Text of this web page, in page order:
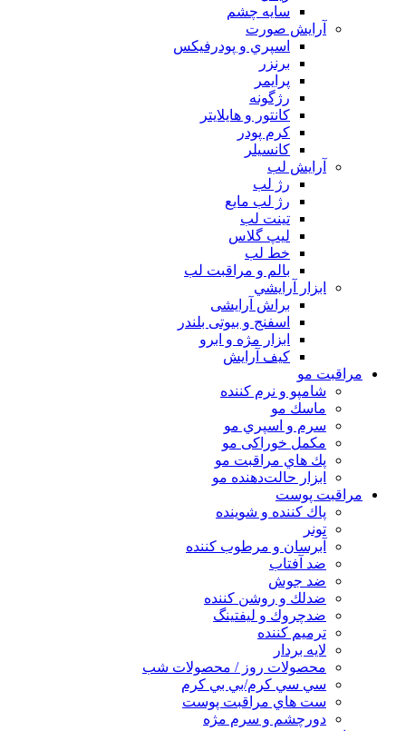
سايه چشم
آرايش صورت
اسپري و پودرفيكس
برنزر
پرايمر
رژگونه
كانتور و هايلايتر
كرم پودر
كانسيلر
آرايش لب
رژ لب
رژ لب مایع
تینت لب
لیپ گلاس
خط لب
بالم و مراقبت لب
ابزار آرايشي
براش آرایشی
اسفنج و بیوتی بلندر
ابزار مژه و ابرو
کیف آرایش
مراقبت مو
شامپو و نرم كننده
ماسك مو
سرم و اسپري مو
مكمل خوراكی مو
پك هاي مراقبت مو
ابزار حالت‌دهنده مو
مراقبت پوست
پاك كننده و شوينده
تونر
آبرسان و مرطوب كننده
ضد آفتاب
ضد جوش
ضدلك و روشن كننده
ضدچروك و ليفتينگ
ترميم كننده
لايه بردار
محصولات روز / محصولات شب
سي سي كرم/بي بي كرم
ست هاي مراقبت پوست
دورچشم و سرم مژه